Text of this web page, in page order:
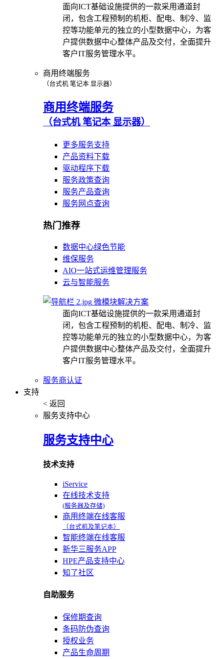
面向ICT基础设施提供的一款采用通道封
闭，包含工程预制的机柜、配电、制冷、监
控等功能单元的独立的小型数据中心，为客
户提供数据中心整体产品及交付，全面提升
客户IT服务管理水平。
商用终端服务
（台式机 笔记本 显示器）
商用终端服务
（台式机 笔记本 显示器）
更多服务支持
产品资料下载
驱动程序下载
服务政策查询
服务产品查询
服务网点查询
热门推荐
数据中心绿色节能
维保服务
AIO一站式运维管理服务
云与智能服务
微模块解决方案
面向ICT基础设施提供的一款采用通道封
闭，包含工程预制的机柜、配电、制冷、监
控等功能单元的独立的小型数据中心，为客
户提供数据中心整体产品及交付，全面提升
客户IT服务管理水平。
服务商认证
支持
< 返回
服务支持中心
服务支持中心
技术支持
iService
在线技术支持
(服务器及存储)
商用终端在线客服
（台式机及笔记本）
智能终端在线客服
新华三服务APP
HPE产品支持中心
知了社区
自助服务
保修期查询
条码防伪查询
授权业务
产品生命周期